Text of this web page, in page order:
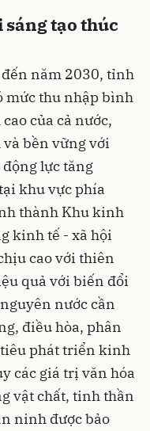
tạo thúc
năm 2030, tỉnh
mức thu nhập bình
của cả nước,
bền vững với
lực tăng
khu vực phía
thành Khu kinh
kinh tế - xã hội
cao với thiên
quả với biến đổi
nước cần
điều hòa, phân
phát triển kinh
các giá trị văn hóa
vật chất, tinh thần
ninh được bảo